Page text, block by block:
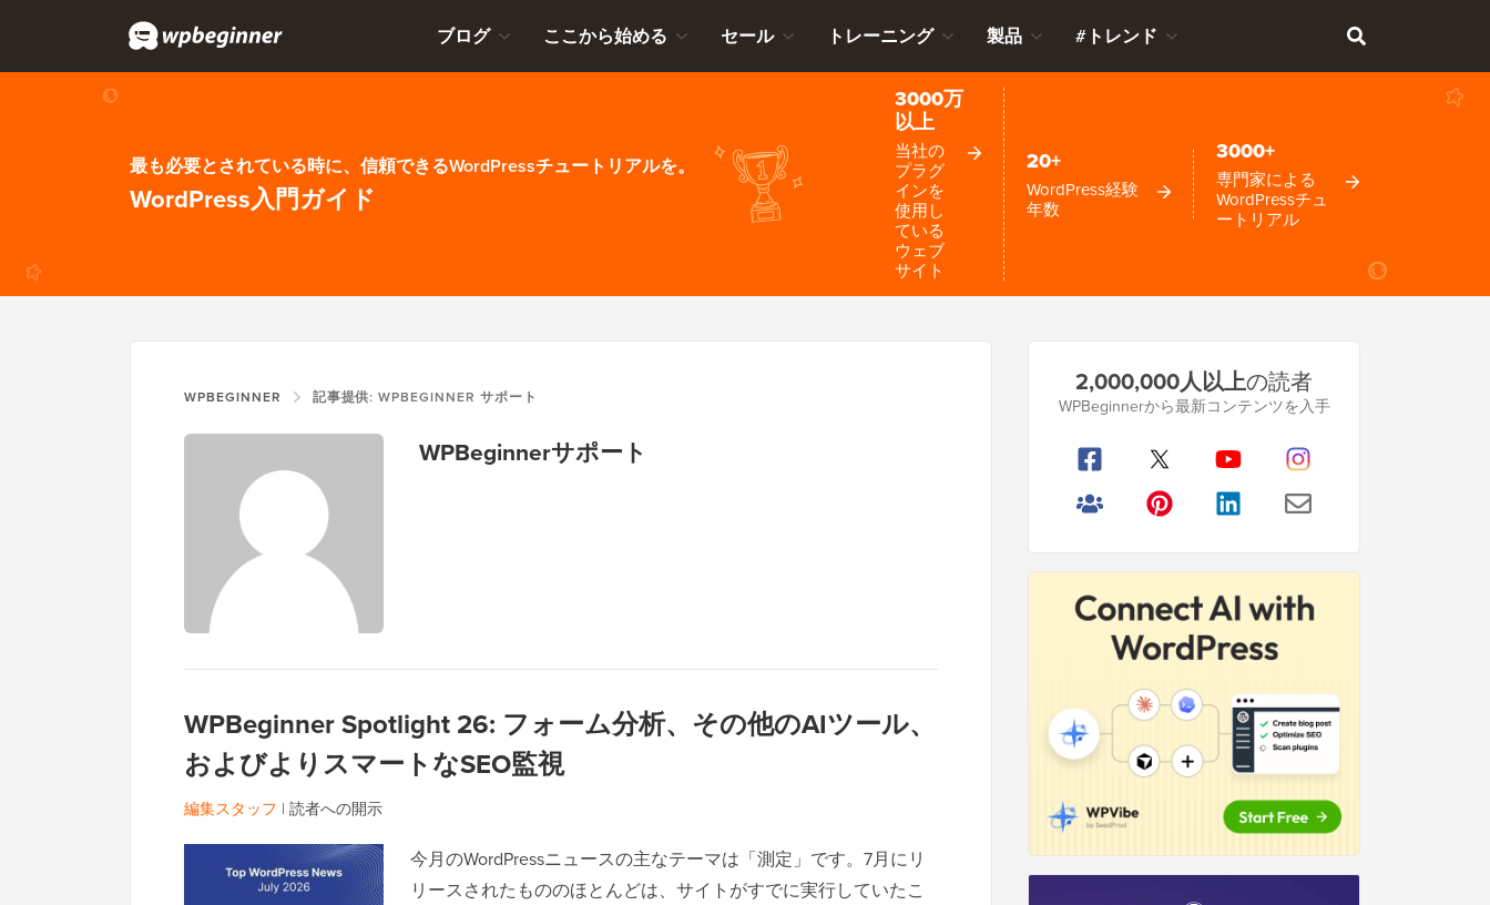
ブログ ここから始める セール トレーニング 製品 #トレンド
最も必要とされている時に、信頼できるWordPressチュートリアルを。
WordPress入門ガイド
3000万
以上
当社の
プラグ
インを
使用し
ている
ウェブ
サイト
20+
WordPress経験
年数
3000+
専門家による
WordPressチュ
ートリアル
WPBEGINNER 記事提供: WPBEGINNER サポート
WPBeginnerサポート
WPBeginner Spotlight 26: フォーム分析、その他のAIツール、
およびよりスマートなSEO監視
編集スタッフ | 読者への開示
今月のWordPressニュースの主なテーマは「測定」です。7月にリ
リースされたもののほとんどは、サイトがすでに実行していたこ
サ
ー
2,000,000人以上の読者
WPBeginnerから最新コンテンツを入手